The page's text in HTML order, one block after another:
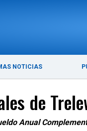
NOTICIAS
de
Anual